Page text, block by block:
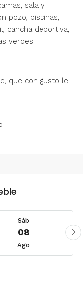
sala y
pozo, piscinas,
cancha deportiva,
verdes.
que con gusto le
Sáb
08
Ago